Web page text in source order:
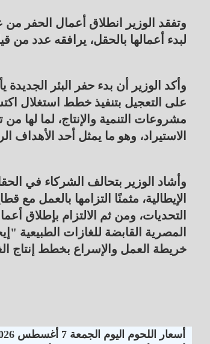
وتفقد الوزير انطلاق أعمال الحفر
لبدء أعمالها بالحقل، يرافقه عدد
وأكد الوزير أن بدء حفر البئر
على التعجيل بتنفيذ خطط استغلال
مشروعات التنمية والإنتاج، لما لها
الاستيراد، وهو ما يمثل أحد الأهداف
وأشاد الوزير بتحالف الشركاء في
الإيطالية، مثمنًا التزامها بالعمل
التحديات، ومن ثم الالتزام بإطلاق
المصرية القابضة للغازات
خريطة العمل والإسراع بخطط إنتاج
أسعار اللحوم اليوم الجمعة 7 أغسطس 2026